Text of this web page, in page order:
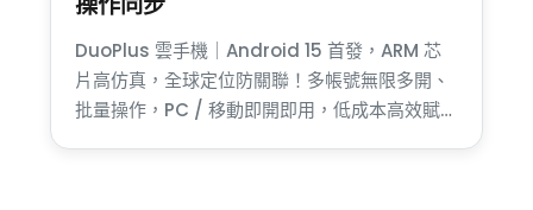
DuoPlus 雲手機｜Android 15 首發，ARM 芯
片高仿真，全球定位防關聯！多帳號無限多開、
批量操作，PC / 移動即開即用，低成本高效賦能